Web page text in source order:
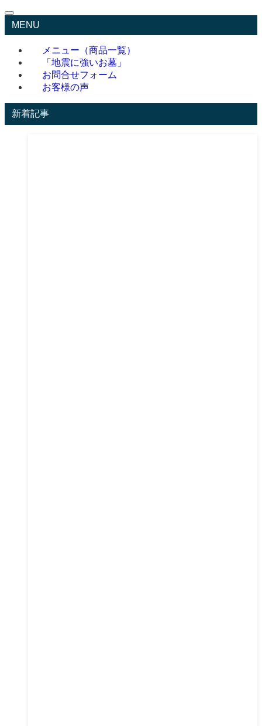
MENU
メニュー（商品一覧）
「地震に強いお墓」
お問合せフォーム
お客様の声
新着記事